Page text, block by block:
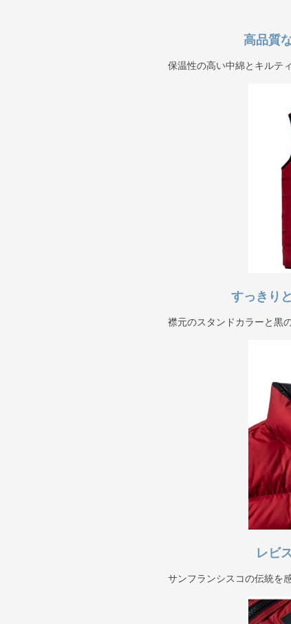
高品質
保温性の高い中綿とキルテ
すっきり
襟元のスタンドカラーと黒
レビ
サンフランシスコの伝統を